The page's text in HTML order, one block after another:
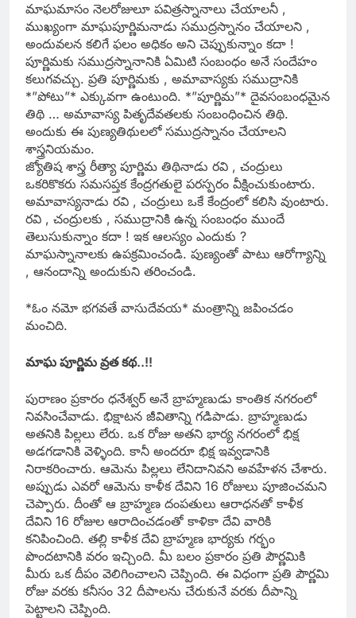
మాఘమాసం నెలరోజులూ పవిత్రస్నానాలు చేయాలనీ ,
ముఖ్యంగా మాఘపూర్ణిమనాడు సముద్రస్నానం చేయాలని ,
అందువలన కలిగే ఫలం అధికం అని చెప్పుకున్నాం కదా !
పూర్ణిమకు సముద్రస్నానానికి ఏమిటి సంబంధం అనే సందేహం
కలుగవచ్చు. ప్రతి పూర్ణిమకు , అమావాస్యకు సముద్రానికి
*”పోటు”* ఎక్కువగా ఉంటుంది. *”పూర్ణిమ”* దైవసంబంధమైన
తిథి … అమావాస్య పితృదేవతలకు సంబంధించిన తిథి.
అందుకు ఈ పుణ్యతిథులలో సముద్రస్నానం చేయాలని
శాస్త్రనియమం.
జ్యోతిష శాస్త్ర రీత్యా పూర్ణిమ తిథినాడు రవి , చంద్రులు
ఒకరికొకరు సమసప్తక కేంద్రగతులై పరస్పరం వీక్షించుకుంటారు.
అమావాస్యనాడు రవి , చంద్రులు ఒకే కేంద్రంలో కలిసి వుంటారు.
రవి , చంద్రులకు , సముద్రానికి ఉన్న సంబంధం ముందే
తెలుసుకున్నాం కదా ! ఇక ఆలస్యం ఎందుకు ?
మాఘస్నానాలకు ఉపక్రమించండి. పుణ్యంతో పాటు ఆరోగ్యాన్ని
, ఆనందాన్ని అందుకుని తరించండి.
*ఓం నమో భగవతే వాసుదేవయ* మంత్రాన్ని జపించడం
మంచిది.
మాఘ పూర్ణిమ వ్రత కథ..!!
పురాణం ప్రకారం ధనేశ్వర్ అనే బ్రాహ్మణుడు కాంతిక నగరంలో
నివసించేవాడు. భిక్షాటన జీవితాన్ని గడిపాడు. బ్రాహ్మణుడు
అతనికి పిల్లలు లేరు. ఒక రోజు అతని భార్య నగరంలో భిక్ష
అడగడానికి వెళ్ళింది. కానీ అందరూ భిక్ష ఇవ్వడానికి
నిరాకరించారు. ఆమెను పిల్లలు లేనిదానివని అవహేళన చేశారు.
అప్పుడు ఎవరో ఆమెను కాళీక దేవిని 16 రోజులు పూజించమని
చెప్పారు. దీంతో ఆ బ్రాహ్మణ దంపతులు ఆరాధనతో కాళీక
దేవిని 16 రోజుల ఆరాదించడంతో కాళికా దేవి వారికి
కనిపించింది. తల్లి కాళీక దేవి బ్రాహ్మణ భార్యకు గర్భం
పొందటానికి వరం ఇచ్చింది. మీ బలం ప్రకారం ప్రతి పౌర్ణమికి
మీరు ఒక దీపం వెలిగించాలని చెప్పింది. ఈ విధంగా ప్రతి పౌర్ణమి
రోజు వరకు కనీసం 32 దీపాలను చేరుకునే వరకు దీపాన్ని
పెట్టాలని చెప్పింది.